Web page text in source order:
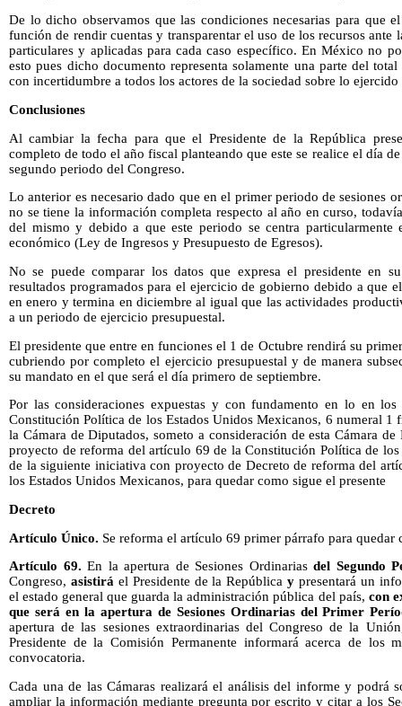
De lo dicho observamos que las condiciones necesarias para que
función de rendir cuentas y transparentar el uso de los recursos ante
particulares y aplicadas para cada caso específico. En México no
esto pues dicho documento representa solamente una parte del
con incertidumbre a todos los actores de la sociedad sobre lo
Conclusiones
Al cambiar la fecha para que el Presidente de la República
completo de todo el año fiscal planteando que este se realice el día
segundo periodo del Congreso.
Lo anterior es necesario dado que en el primer periodo de sesiones
no se tiene la información completa respecto al año en curso,
del mismo y debido a que este periodo se centra particularmente
económico (Ley de Ingresos y Presupuesto de Egresos).
No se puede comparar los datos que expresa el presidente en
resultados programados para el ejercicio de gobierno debido a que
en enero y termina en diciembre al igual que las actividades
a un periodo de ejercicio presupuestal.
El presidente que entre en funciones el 1 de Octubre rendirá su
cubriendo por completo el ejercicio presupuestal y de manera
su mandato en el que será el día primero de septiembre.
Por las consideraciones expuestas y con fundamento en lo en
Constitución Política de los Estados Unidos Mexicanos, 6 numeral
la Cámara de Diputados, someto a consideración de esta Cámara
proyecto de reforma del artículo 69 de la Constitución Política de
de la siguiente iniciativa con proyecto de Decreto de reforma del
los Estados Unidos Mexicanos, para quedar como sigue el presente
Decreto
Artículo Único. Se reforma el artículo 69 primer párrafo para quedar
Artículo 69. En la apertura de Sesiones Ordinarias del Segundo
Congreso, asistiráel Presidente de la Repúblicay presentará un
el estado general que guarda la administración pública del país, con
que será en la apertura de Sesiones Ordinarias del Primer
apertura de las sesiones extraordinarias del Congreso de la
Presidente de la Comisión Permanente informará acerca de los
convocatoria.
Cada una de las Cámaras realizará el análisis del informe y podrá
ampliar la información mediante pregunta por escrito y citar a los